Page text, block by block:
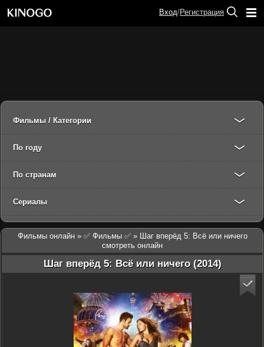
Фильмы / Категории
По году
По странам
Сериалы
Фильмы онлайн » ✅ Фильмы ✅ » Шаг вперёд 5: Всё или ничего
смотреть онлайн
Шаг вперёд 5: Всё или ничего (2014)
Вход/Регистрация